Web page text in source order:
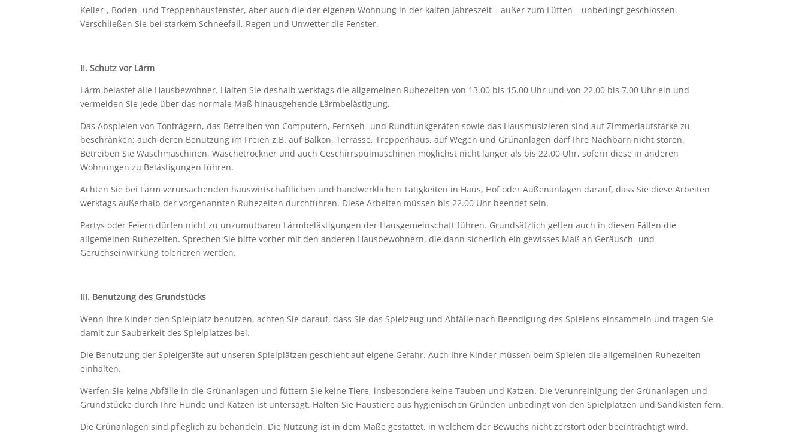
Keller-, Boden- und Treppenhausfenster, aber auch die der eigenen Wohnung in der kalten Jahreszeit – außer zum Lüften – unbedingt geschlossen.
Verschließen Sie bei starkem Schneefall, Regen und Unwetter die Fenster.
II.Schutz vor Lärm
Lärm belastet alle Hausbewohner. Halten Sie deshalb werktags die allgemeinen Ruhezeiten von 13.00 bis 15.00 Uhr und von 22.00 bis 7.00 Uhr ein und
vermeiden Sie jede über das normale Maß hinausgehende Lärmbelästigung.
Das Abspielen von Tonträgern, das Betreiben von Computern, Fernseh- und Rundfunkgeräten sowie das Hausmusizieren sind auf Zimmerlautstärke zu
beschränken; auch deren Benutzung im Freien z.B. auf Balkon, Terrasse, Treppenhaus, auf Wegen und Grünanlagen darf Ihre Nachbarn nicht stören.
Betreiben Sie Waschmaschinen, Wäschetrockner und auch Geschirrspülmaschinen möglichst nicht länger als bis 22.00 Uhr, sofern diese in anderen
Wohnungen zu Belästigungen führen.
Achten Sie bei Lärm verursachenden hauswirtschaftlichen und handwerklichen Tätigkeiten in Haus, Hof oder Außenanlagen darauf, dass Sie diese Arbeiten
werktags außerhalb der vorgenannten Ruhezeiten durchführen. Diese Arbeiten müssen bis 22.00 Uhr beendet sein.
Partys oder Feiern dürfen nicht zu unzumutbaren Lärmbelästigungen der Hausgemeinschaft führen. Grundsätzlich gelten auch in diesen Fällen die
allgemeinen Ruhezeiten. Sprechen Sie bitte vorher mit den anderen Hausbewohnern, die dann sicherlich ein gewisses Maß an Geräusch- und
Geruchseinwirkung tolerieren werden.
III. Benutzung des Grundstücks
Wenn Ihre Kinder den Spielplatz benutzen, achten Sie darauf, dass Sie das Spielzeug und Abfälle nach Beendigung des Spielens einsammeln und tragen Sie
damit zur Sauberkeit des Spielplatzes bei.
Die Benutzung der Spielgeräte auf unseren Spielplätzen geschieht auf eigene Gefahr. Auch Ihre Kinder müssen beim Spielen die allgemeinen Ruhezeiten
einhalten.
Werfen Sie keine Abfälle in die Grünanlagen und füttern Sie keine Tiere, insbesondere keine Tauben und Katzen. Die Verunreinigung der Grünanlagen und
Grundstücke durch Ihre Hunde und Katzen ist untersagt. Halten Sie Haustiere aus hygienischen Gründen unbedingt von den Spielplätzen und Sandkisten fern.
Die Grünanlagen sind pfleglich zu behandeln. Die Nutzung ist in dem Maße gestattet, in welchem der Bewuchs nicht zerstört oder beeinträchtigt wird.